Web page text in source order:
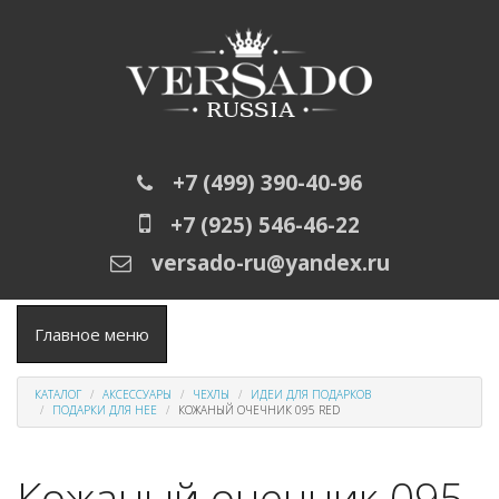
+7 (499) 390-40-96
+7 (925) 546-46-22
versado-ru@yandex.ru
Главное меню
КАТАЛОГ АКСЕССУАРЫ ЧЕХЛЫ
ИДЕИ ДЛЯ ПОДАРКОВ
ПОДАРКИ ДЛЯ НЕЕ
КОЖАНЫЙ ОЧЕЧНИК 095 RED